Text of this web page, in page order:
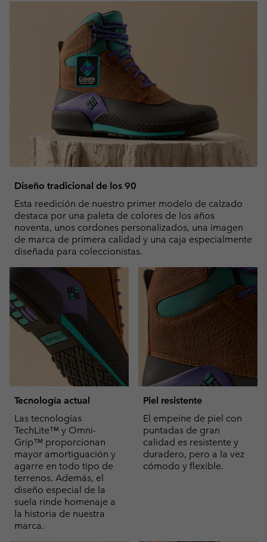
Diseño tradicional de los 90
Esta reedición de nuestro primer modelo de calzado
destaca por una paleta de colores de los años
noventa, unos cordones personalizados, una imagen
de marca de primera calidad y una caja especialmente
diseñada para coleccionistas.
Tecnología actual
Las tecnologías
TechLite™ y Omni-
Grip™ proporcionan
mayor amortiguación y
agarre en todo tipo de
terrenos. Además, el
diseño especial de la
suela rinde homenaje a
la historia de nuestra
marca.
Piel resistente
El empeine de piel con
puntadas de gran
calidad es resistente y
duradero, pero a la vez
cómodo y flexible.